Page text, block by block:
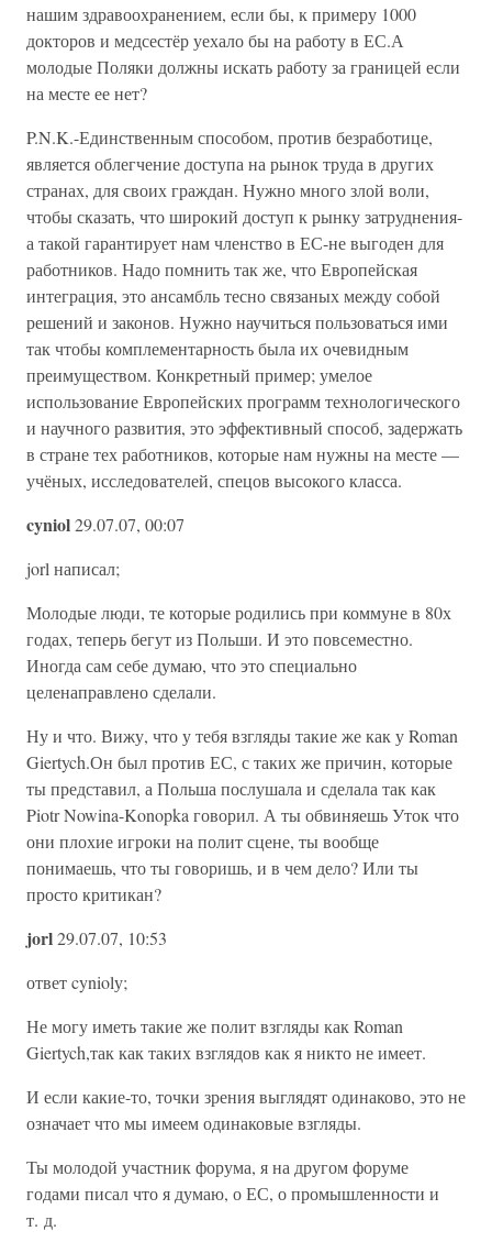
нашим здравоохранением, если бы, к примеру 1000
докторов и медсестёр уехало бы на работу в ЕС.А
молодые Поляки должны искать работу за границей если
на месте ее нет?
P.N.K.-Единственным способом, против безработице,
является облегчение доступа на рынок труда в других
странах, для своих граждан. Нужно много злой воли,
чтобы сказать, что широкий доступ к рынку затруднения-
а такой гарантирует нам членство в ЕС-не выгоден для
работников. Надо помнить так же, что Европейская
интеграция, это ансамбль тесно связаных между собой
решений и законов. Нужно научиться пользоваться ими
так чтобы комплементарность была их очевидным
преимуществом. Конкретный пример; умелое
использование Европейских программ технологического
и научного развития, это эффективный способ, задержать
в стране тех работников, которые нам нужны на месте —
учёных, исследователей, спецов высокого класса.
cyniol29.07.07, 00:07
jorl написал;
Молодые люди, те которые родились при коммуне в 80х
годах, теперь бегут из Польши. И это повсеместно.
Иногда сам себе думаю, что это специально
целенаправлено сделали.
Ну и что. Вижу, что у тебя взгляды такие же как у Roman
Giertych.Он был против ЕС, с таких же причин, которые
ты представил, а Польша послушала и сделала так как
Piotr Nowina-Konopka говорил. А ты обвиняешь Уток что
они плохие игроки на полит сцене, ты вообще
понимаешь, что ты говоришь, и в чем дело? Или ты
просто критикан?
jorl29.07.07, 10:53
ответ cyniolу;
Не могу иметь такие же полит взгляды как Roman
Giertych,так как таких взглядов как я никто не имеет.
И если какие-то, точки зрения выглядят одинаково, это не
означает что мы имеем одинаковые взгляды.
Ты молодой участник форума, я на другом форуме
годами писал что я думаю, о ЕС, о промышленности и
т. д.